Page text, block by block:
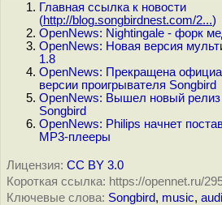
Главная ссылка к новости
(http://blog.songbirdnest.com/2...)
OpenNews: Nightingale - форк
OpenNews: Новая версия
1.8
OpenNews: Прекращена
версии проигрывателя Songbird
OpenNews: Вышел новый
Songbird
OpenNews: Philips начнет
MP3-плееры
Лицензия: CC BY 3.0
Короткая ссылка: https://opennet.ru/
Ключевые слова: Songbird, music,